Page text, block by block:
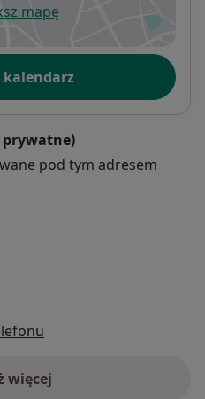
mapę
otwiera się w nowej karcie
kalendarz
prywatne)
pod tym adresem
więcej
o adresie